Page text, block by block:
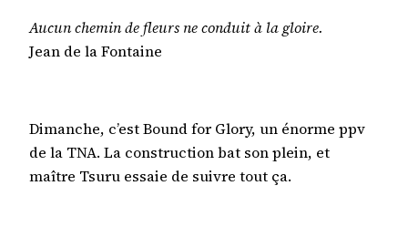
Aucun chemin de fleurs ne conduit à la gloire.
Jean de la Fontaine
Dimanche, c’est Bound for Glory, un énorme ppv
de la TNA. La construction bat son plein, et
maître Tsuru essaie de suivre tout ça.